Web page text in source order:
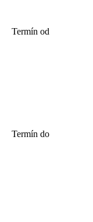
Termín od
Termín do